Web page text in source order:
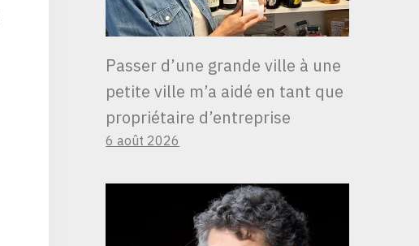
Passer d’une grande ville à une
petite ville m’a aidé en tant que
propriétaire d’entreprise
6 août 2026